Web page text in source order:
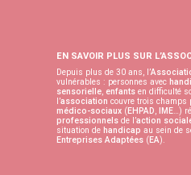
EN SAVOIR PLUS SUR
Depuis plus de 30 ans, l’
vulnérables : personnes avec
sensorielle, enfants en difficulté
l’association couvre trois champs
médico-sociaux(EHPAD, IME…)
professionnelsde l’action
situation de handicap au sein de
Entreprises Adaptées(EA).